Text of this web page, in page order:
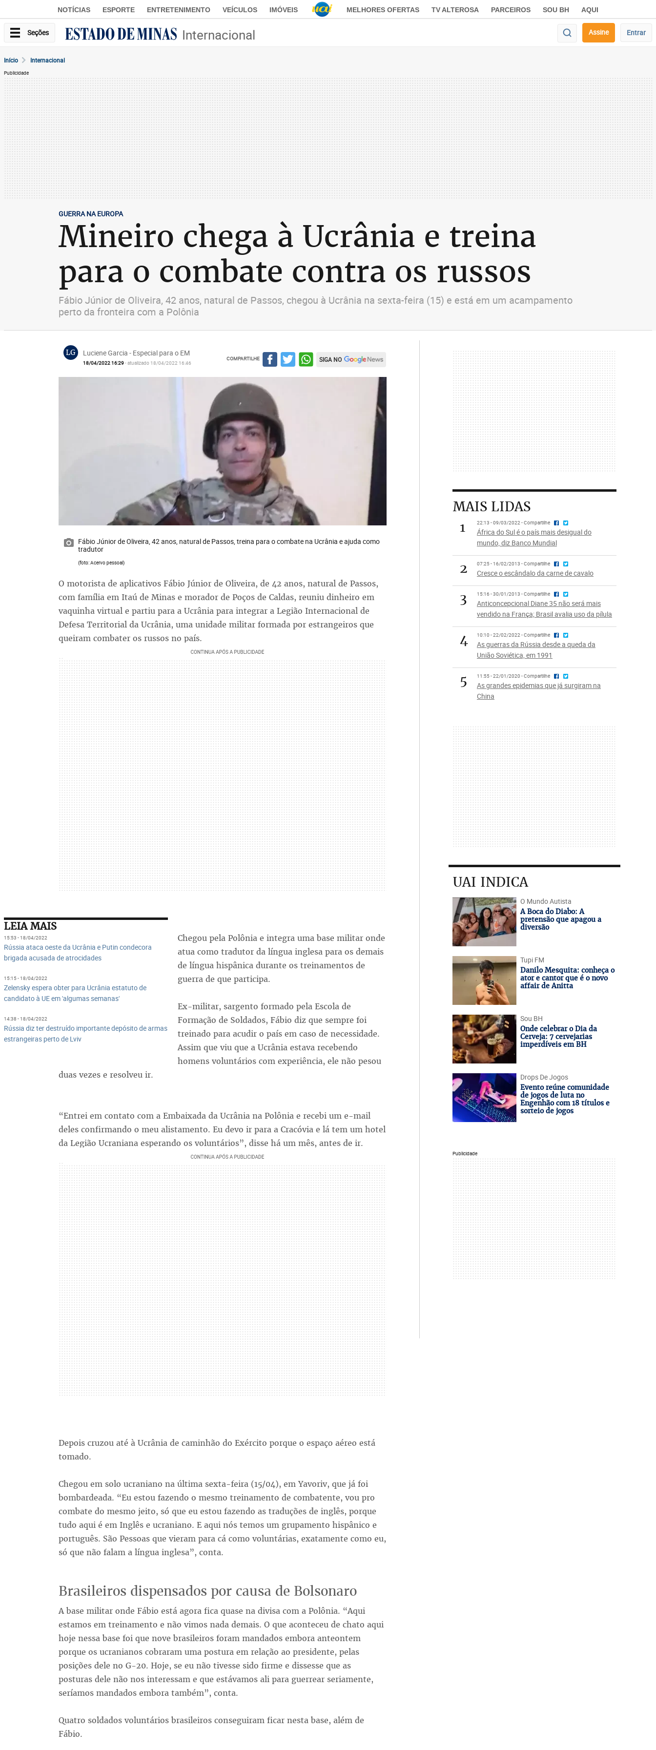
NOTÍCIAS ESPORTE ENTRETENIMENTO VEÍCULOS IMÓVEIS MELHORES OFERTAS TV ALTEROSA PARCEIROS SOU BH AQUI
Seções Internacional Assine Entrar
Início Internacional
Publicidade
GUERRA NA EUROPA
Mineiro chega à Ucrânia e treina
para o combate contra os russos
Fábio Júnior de Oliveira, 42 anos, natural de Passos, chegou à Ucrânia na sexta-feira (15) e está em um acampamento
perto da fronteira com a Polônia
LG Luciene Garcia - Especial para o EM
18/04/2022 16:29- atualizado 18/04/2022 16:46
COMPARTILHE SIGA NO
Fábio Júnior de Oliveira, 42 anos, natural de Passos, treina para o combate na Ucrânia e ajuda como
tradutor
(foto: Acervo pessoal)
O motorista de aplicativos Fábio Júnior de Oliveira, de 42 anos, natural de Passos,
com família em Itaú de Minas e morador de Poços de Caldas, reuniu dinheiro em
vaquinha virtual e partiu para a Ucrânia para integrar a Legião Internacional de
Defesa Territorial da Ucrânia, uma unidade militar formada por estrangeiros que
queiram combater os russos no país.
LEIA MAIS
15:53 - 18/04/2022
Rússia ataca oeste da Ucrânia e Putin condecora
brigada acusada de atrocidades
15:15 - 18/04/2022
Zelensky espera obter para Ucrânia estatuto de
candidato à UE em 'algumas semanas'
14:38 - 18/04/2022
Rússia diz ter destruído importante depósito de armas
estrangeiras perto de Lviv
Chegou pela Polônia e integra uma base militar onde
atua como tradutor da língua inglesa para os demais
de língua hispânica durante os treinamentos de
guerra de que participa.
Ex-militar, sargento formado pela Escola de
Formação de Soldados, Fábio diz que sempre foi
treinado para acudir o país em caso de necessidade.
Assim que viu que a Ucrânia estava recebendo
homens voluntários com experiência, ele não pesou
duas vezes e resolveu ir.
“Entrei em contato com a Embaixada da Ucrânia na Polônia e recebi um e-mail
deles confirmando o meu alistamento. Eu devo ir para a Cracóvia e lá tem um hotel
da Legião Ucraniana esperando os voluntários”, disse há um mês, antes de ir.
Depois cruzou até à Ucrânia de caminhão do Exército porque o espaço aéreo está
tomado.
Chegou em solo ucraniano na última sexta-feira (15/04), em Yavoriv, que já foi
bombardeada. “Eu estou fazendo o mesmo treinamento de combatente, vou pro
combate do mesmo jeito, só que eu estou fazendo as traduções de inglês, porque
tudo aqui é em Inglês e ucraniano. E aqui nós temos um grupamento hispânico e
português. São Pessoas que vieram para cá como voluntárias, exatamente como eu,
só que não falam a língua inglesa”, conta.
Brasileiros dispensados por causa de Bolsonaro
A base militar onde Fábio está agora fica quase na divisa com a Polônia. “Aqui
estamos em treinamento e não vimos nada demais. O que aconteceu de chato aqui
hoje nessa base foi que nove brasileiros foram mandados embora anteontem
porque os ucranianos cobraram uma postura em relação ao presidente, pelas
posições dele no G-20. Hoje, se eu não tivesse sido firme e dissesse que as
posturas dele não nos interessam e que estávamos ali para guerrear seriamente,
seríamos mandados embora também”, conta.
Quatro soldados voluntários brasileiros conseguiram ficar nesta base, além de
Fábio.
MAIS LIDAS
1
22:13 - 09/03/2022 - Compartilhe
África do Sul é o país mais desigual do
mundo, diz Banco Mundial
2 07:25 - 16/02/2013 - Compartilhe
Cresce o escândalo da carne de cavalo
3 15:16 - 30/01/2013 - Compartilhe
Anticoncepcional Diane 35 não será mais
vendido na França; Brasil avalia uso da pílula
4 10:10 - 22/02/2022 - Compartilhe
As guerras da Rússia desde a queda da
União Soviética, em 1991
5 11:55 - 22/01/2020 - Compartilhe
As grandes epidemias que já surgiram na
China
UAI INDICA
O Mundo Autista
A Boca do Diabo: A
pretensão que apagou a
diversão
Tupi FM
Danilo Mesquita: conheça o
ator e cantor que é o novo
affair de Anitta
Sou BH
Onde celebrar o Dia da
Cerveja: 7 cervejarias
imperdíveis em BH
Drops De Jogos
Evento reúne comunidade
de jogos de luta no
Engenhão com 18 títulos e
sorteio de jogos
Publicidade